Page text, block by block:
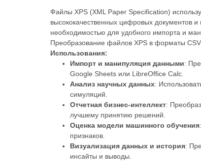
Файлы XPS (XML Paper Specification)
высококачественных цифровых документов
необходимостью для удобного импорта и
Преобразование файлов XPS в форматы
Использования:
Импорт и манипуляция данными:
Google Sheets или LibreOffice Calc.
Анализ научных данных:
симуляций.
Отчетная бизнес-интеллект:
лучшему принятию решений.
Оценка модели машинного обучения
признаков.
Визуализация данных и история:
инсайты и выводы.